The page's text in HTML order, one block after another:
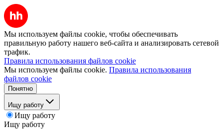
Мы используем файлы cookie, чтобы обеспечивать
правильную работу нашего веб-сайта и анализировать сетевой
трафик.
Правила использования файлов cookie
Мы используем файлы cookie. Правила использования
файлов cookie
Понятно
Ищу работу
Ищу работу
Ищу работу